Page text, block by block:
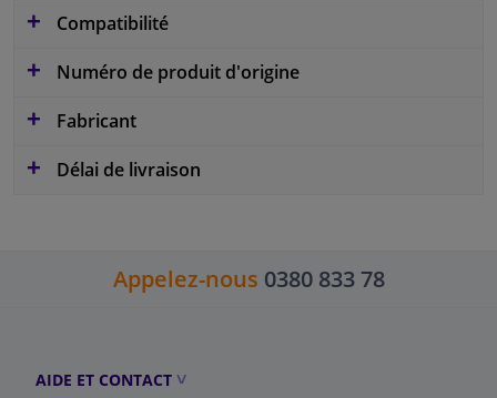
Compatibilité
Numéro de produit d'origine
Fabricant
Délai de livraison
Appelez-nous 0380 833 78
AIDE ET CONTACT